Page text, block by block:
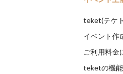
teket(テケ
イベント作
ご利用料金
teketの機